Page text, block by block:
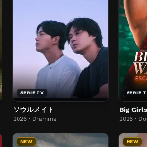
SERIE TV
ソウルメイト
2026 · Dramma
SERIE
2026 ·
NEW NEW